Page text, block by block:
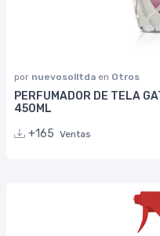
por nuevosolltda en Otros
PERFUMADOR DE TELA
450ML
+165 Ventas